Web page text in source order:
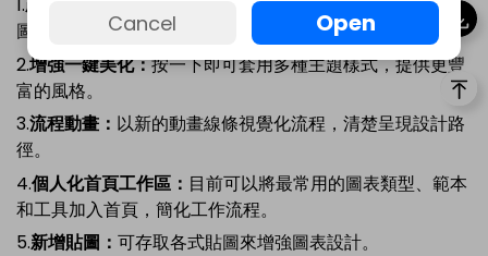
1.產生式 AI 支援的符號和貼圖：使用 AI 即可產生符號和貼
圖，隨時取得所需素材。
2.增強一鍵美化：按一下即可套用多種主題樣式，提供更豐
富的風格。
3.流程動畫： 以新的動畫線條視覺化流程，清楚呈現設計路
徑。
4.個人化首頁工作區： 目前可以將最常用的圖表類型、範本
和工具加入首頁，簡化工作流程。
5.新增貼圖： 可存取各式貼圖來增強圖表設計。
Cancel Open